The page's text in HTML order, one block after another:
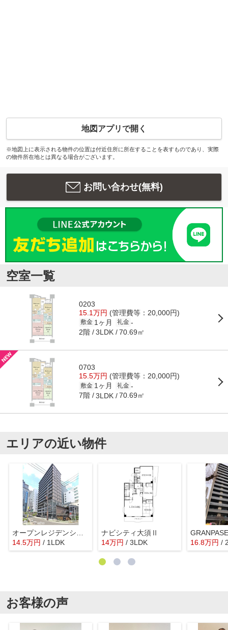
地図アプリで開く
※地図上に表示される物件の位置は付近住所に所在することを表すものであり、実際
の物件所在地とは異なる場合がございます。
お問い合わせ(無料)
空室一覧
0203
15.1万円 (管理費等：20,000円)
敷金 1ヶ月 礼金 -
2階 3LDK 70.69㎡
0703
15.5万円 (管理費等：20,000円)
敷金 1ヶ月 礼金 -
7階 3LDK 70.69㎡
エリアの近い物件
14.5万円 / 1LDK
ナビシティ大須Ⅱ
14万円 / 3LDK
16.8万円 /
お客様の声